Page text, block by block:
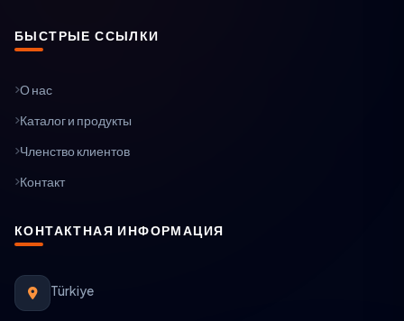
БЫСТРЫЕ ССЫЛКИ
О нас
Каталог и продукты
Членство клиентов
Контакт
КОНТАКТНАЯ ИНФОРМАЦИЯ
Türkiye